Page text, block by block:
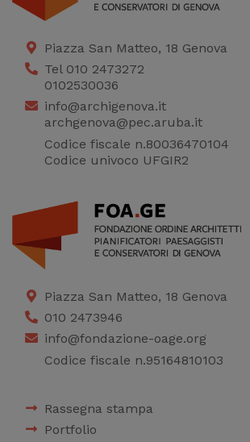
Piazza San Matteo, 18 Genova
Tel 010 2473272
0102530036
info@archigenova.it
archgenova@pec.aruba.it
Codice fiscale n.80036470104
Codice univoco UFGIR2
Piazza San Matteo, 18 Genova
010 2473946
info@fondazione-oage.org
Codice fiscale n.95164810103
Rassegna stampa
Portfolio